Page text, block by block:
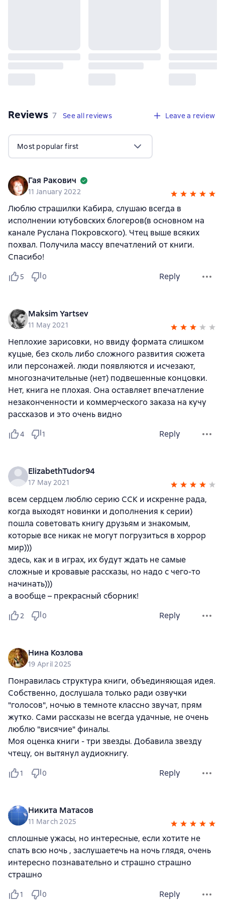
Reviews 7 reviews
7 See all reviews Leave a review
Most popular first
Гая Ракович
11 January 2022
Люблю страшилки Кабира, слушаю всегда в
исполнении ютубовских блогеров(в основном на
канале Руслана Покровского). Чтец выше всяких
похвал. Получила массу впечатлений от книги.
Спасибо!
5 0 Reply
Maksim Yartsev
11 May 2021
Неплохие зарисовки, но ввиду формата слишком
куцые, без сколь либо сложного развития сюжета
или персонажей. люди появляются и исчезают,
многозначительные (нет) подвешенные концовки.
Нет, книга не плохая. Она оставляет впечатление
незаконченности и коммерческого заказа на кучу
рассказов и это очень видно
4 1 Reply
ElizabethTudor94
17 May 2021
всем сердцем люблю серию ССК и искренне рада,
когда выходят новинки и дополнения к серии)
пошла советовать книгу друзьям и знакомым,
которые все никак не могут погрузиться в хоррор
мир)))
здесь, как и в играх, их будут ждать не самые
сложные и кровавые рассказы, но надо с чего-то
начинать)))
а вообще – прекрасный сборник!
2 0 Reply
Нина Козлова
19 April 2025
Понравилась структура книги, объединяющая идея.
Собственно, дослушала только ради озвучки
"голосов", ночью в темноте классно звучат, прям
жутко. Сами рассказы не всегда удачные, не очень
люблю "висячие" финалы.
Моя оценка книги - три звезды. Добавила звезду
чтецу, он вытянул аудиокнигу.
1 0 Reply
Никита Матасов
11 March 2025
сплошные ужасы, но интересные, если хотите не
спать всю ночь , заслушаетечь на ночь глядя, очень
интересно познавательно и страшно страшно
страшно
1 0 Reply